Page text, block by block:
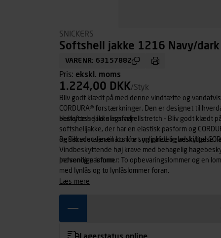
SNICKERS
Softshell jakke 1216 Navy/dark
VARENR: 63157882
Pris: ekskl. moms
1.224,00 DKK/Styk
Bliv godt klædt på med denne vindtætte og
CORDURA® forstærkninger. Den er designet til
beskyttelse i al slags vejr.
Hultafors - Jakke i softshellstretch - Bliv godt klædt
softshelljakke, der har en elastisk pasform og
og sikrer suveræn komfort og pålidelig beskyttelse i
Refleksdetaljer til at sikre synlighed og adskillige
Vindbeskyttende høj krave med behagelig
personlig pasform.
Indvendige lommer: To opbevaringslommer og en
med lynlås og to lynlåslommer foran.
læs mere